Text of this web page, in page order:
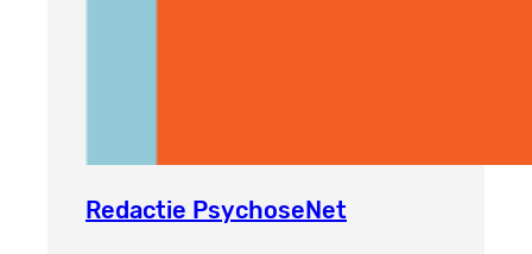
Redactie PsychoseNet